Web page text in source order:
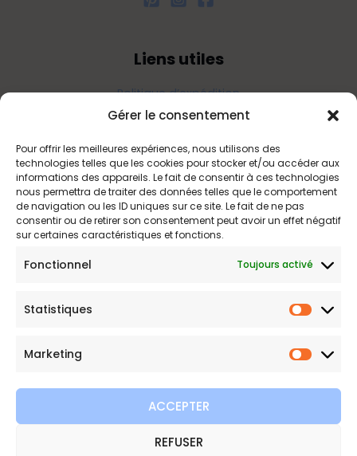
Gérer le consentement
Pour offrir les meilleures expériences, nous utilisons des
technologies telles que les cookies pour stocker et/ou accéder aux
informations des appareils. Le fait de consentir à ces technologies
nous permettra de traiter des données telles que le comportement
de navigation ou les ID uniques sur ce site. Le fait de ne pas
consentir ou de retirer son consentement peut avoir un effet négatif
sur certaines caractéristiques et fonctions.
Fonctionnel Toujours activé
Statistiques
Marketing
ACCEPTER
REFUSER
Liens utiles
Politique d’expédition
Politique de confidentialité
Conditions générales de vente et d’utilisation
Bijouterie en ligne
beautés scintillantes. Une question sur nos bijoux ou une